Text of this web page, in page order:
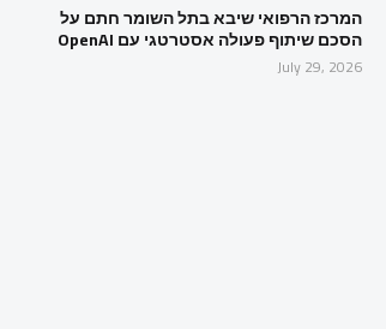
המרכז הרפואי שיבא בתל השומר חתם על
הסכם שיתוף פעולה אסטרטגי עם OpenAI
July 29, 2026